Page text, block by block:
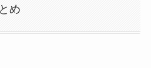
め